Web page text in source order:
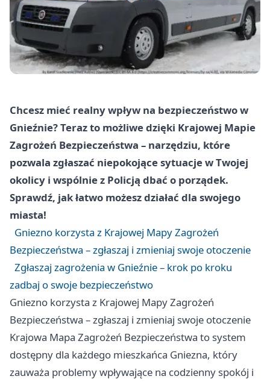
Chcesz mieć realny wpływ na bezpieczeństwo w
Gnieźnie? Teraz to możliwe dzięki Krajowej Mapie
Zagrożeń Bezpieczeństwa – narzędziu, które
pozwala zgłaszać niepokojące sytuacje w Twojej
okolicy i wspólnie z Policją dbać o porządek.
Sprawdź, jak łatwo możesz działać dla swojego
miasta!
Gniezno korzysta z Krajowej Mapy Zagrożeń
Bezpieczeństwa – zgłaszaj i zmieniaj swoje otoczenie
Zgłaszaj zagrożenia w Gnieźnie – krok po kroku
zadbaj o swoje bezpieczeństwo
Gniezno korzysta z Krajowej Mapy Zagrożeń
Bezpieczeństwa – zgłaszaj i zmieniaj swoje otoczenie
Krajowa Mapa Zagrożeń Bezpieczeństwa to system
dostępny dla każdego mieszkańca Gniezna, który
zauważa problemy wpływające na codzienny spokój i